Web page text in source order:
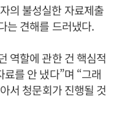
의 불성실한 자료제출
는 견해를 드러냈다.
역할에 관한 건 핵심적
를 안 냈다”며 “그래
서 청문회가 진행될 것